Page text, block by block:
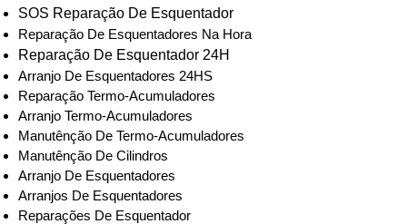
SOS Reparação De Esquentador
Reparação De Esquentadores Na Hora
Reparação De Esquentador 24H
Arranjo De Esquentadores 24HS
Reparação Termo-Acumuladores
Arranjo Termo-Acumuladores
Manutênção De Termo-Acumuladores
Manutênção De Cilindros
Arranjo De Esquentadores
Arranjos De Esquentadores
Reparações De Esquentador